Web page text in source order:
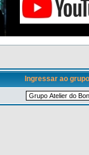
Ingressar ao grupo